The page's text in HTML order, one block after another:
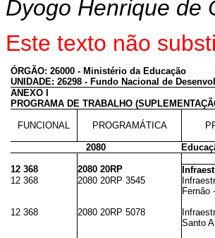
Dyogo Henrique de
Este texto não
ÓRGÃO: 26000 - Ministério da Educação
UNIDADE: 26298 - Fundo Nacional de
ANEXO I
PROGRAMA DE TRABALHO
FUNCIONAL PROGRAMÁTICA
2080
12 368
2080 20RP
12 368
2080 20RP 3545
Fernão
12 368
2080 20RP 5078
Santo